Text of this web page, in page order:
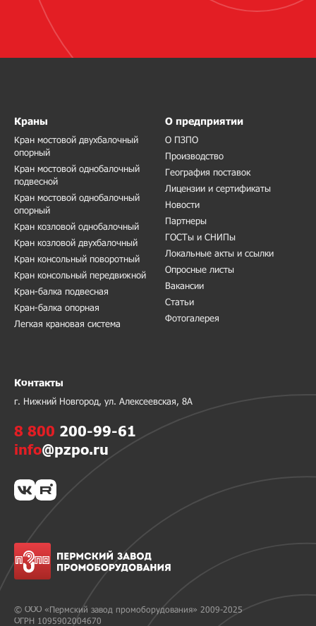
© ООО «Пермский завод промоборудования» 2009-2025
ОГРН 1095902004670
Краны
Кран мостовой двухбалочный
опорный
Кран мостовой однобалочный
подвесной
Кран мостовой однобалочный
опорный
Кран козловой однобалочный
Кран козловой двухбалочный
Кран консольный поворотный
Кран консольный передвижной
Кран-балка подвесная
Кран-балка опорная
Легкая крановая система
О предприятии
О ПЗПО
Производство
География поставок
Лицензии и сертификаты
Новости
Партнеры
ГОСТы и СНИПы
Локальные акты и ссылки
Опросные листы
Вакансии
Статьи
Фотогалерея
Контакты
г. Нижний Новгород, ул. Алексеевская, 8А
8 800 200-99-61
info@pzpo.ru